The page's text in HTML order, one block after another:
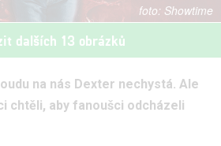
Showtime
dalších 13 obrázků
na nás Dexter nechystá. Ale
chtěli, aby fanoušci odcházeli